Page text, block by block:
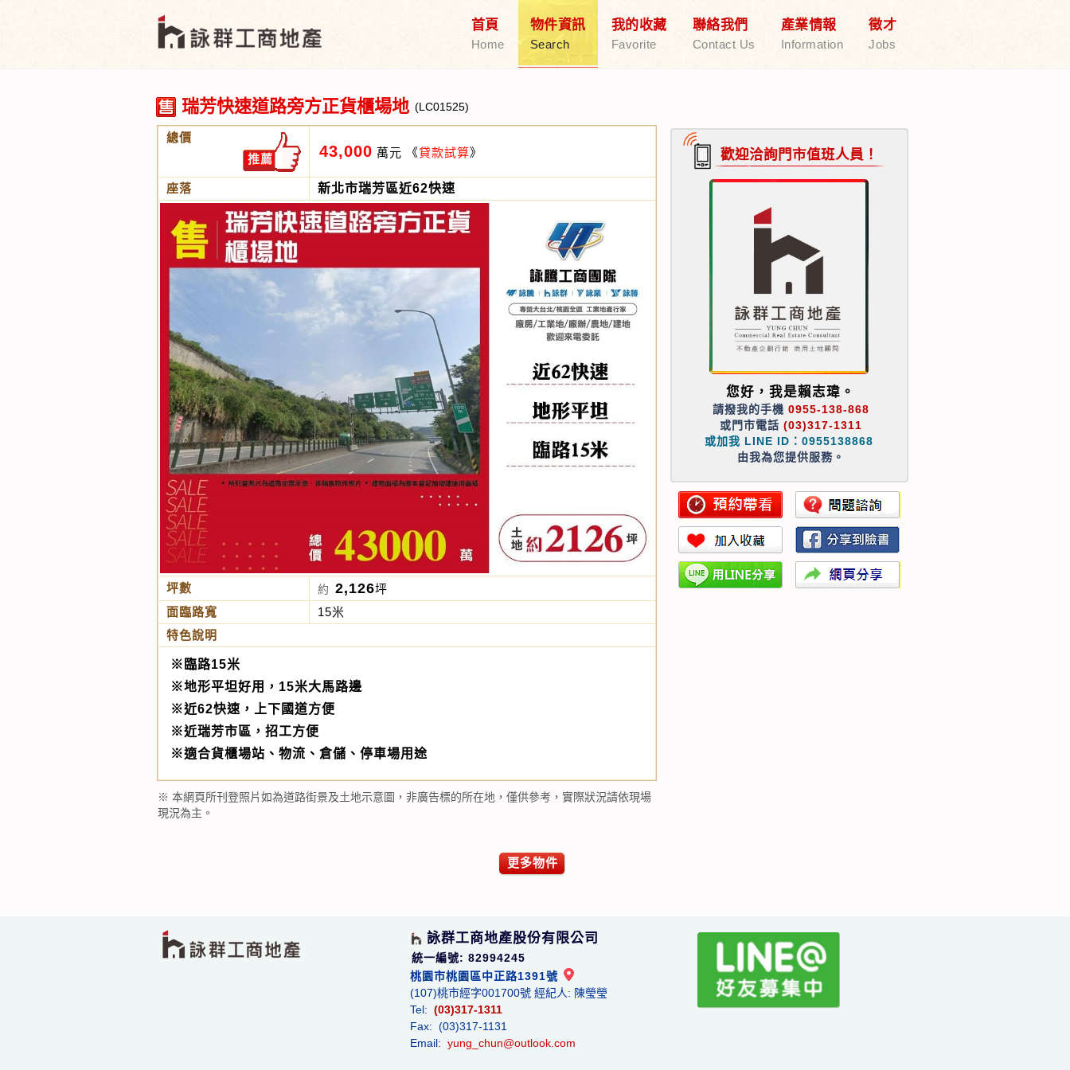
首頁
Home
物件資訊
Search
我的收藏
Favorite
聯絡我們
Contact Us
產業情報
Information
徵才
Jobs
瑞芳快速道路旁方正貨櫃場地 (LC01525)
總價
推薦
43,000 萬元 《貸款試算》
座落 新北市瑞芳區近62快速
坪數 約 2,126坪
面臨路寬
15米
特色說明
※臨路15米
※地形平坦好用，15米大馬路邊
※近62快速，上下國道方便
※近瑞芳市區，招工方便
※適合貨櫃場站、物流、倉儲、停車場用途
※ 本網頁所刊登照片如為道路街景及土地示意圖，非廣告標的所在地，僅供參考，實際狀況請依現場
現況為主。
歡迎洽詢門市值班人員！
您好，我是賴志瑋。
請撥我的手機 0955-138-868
或門市電話 (03)317-1311
或加我 LINE ID：0955138868
由我為您提供服務。
更多物件
詠群工商地產股份有限公司
統一編號: 82994245
桃園市桃園區中正路1391號
(107)桃市經字001700號 經紀人: 陳瑩瑩
Tel: (03)317-1311
Fax: (03)317-1131
Email: yung_chun@outlook.com